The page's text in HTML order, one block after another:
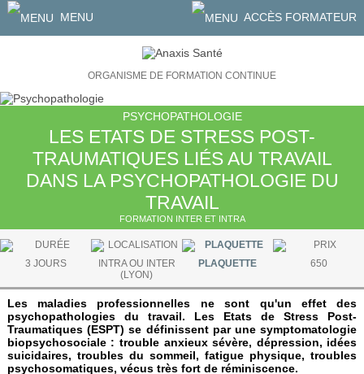
MENU ACCÈS FORMATEUR
ORGANISME DE FORMATION CONTINUE
PSYCHOPATHOLOGIE
LES ETATS DE STRESS POST-
TRAUMATIQUES LIÉS AU TRAVAIL
DANS LA PSYCHOPATHOLOGIE DU
TRAVAIL
FORMATION INTER ET INTRA
3 JOURS
INTRA OU INTER
(LYON)
PLAQUETTE 650
Les maladies professionnelles ne sont qu'un effet des
psychopathologies du travail. Les Etats de Stress Post-
Traumatiques (ESPT) se définissent par une symptomatologie
biopsychosociale : trouble anxieux sévère, dépression, idées
suicidaires, troubles du sommeil, fatigue physique, troubles
psychosomatiques, vécus très fort de réminiscence.